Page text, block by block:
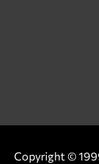
Copyright ©